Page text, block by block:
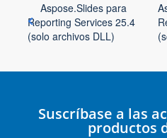
Aspose.Slides para
Reporting Services 25.4
(solo archivos DLL)
Suscríbase a las
productos